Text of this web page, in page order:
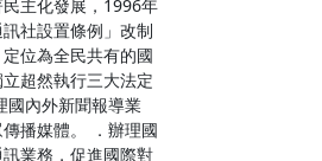
主化發展，1996年
社設置條例」改制
位為全民共有的國
超然執行三大法定
國內外新聞報導業
播媒體。 ．辦理國
業務，促進國際對